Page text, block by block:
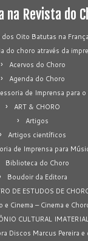
na Revista do
Oito Batutas na
do choro através da
Acervos do Choro
Agenda do Choro
de Imprensa para
ART & CHORO
Artigos
Artigos científicos
de Imprensa para
Biblioteca do Choro
Boudoir da Editora
DE ESTUDOS DE
e Cinema – Cinema e
CULTURAL
Discos Marcus Pereira